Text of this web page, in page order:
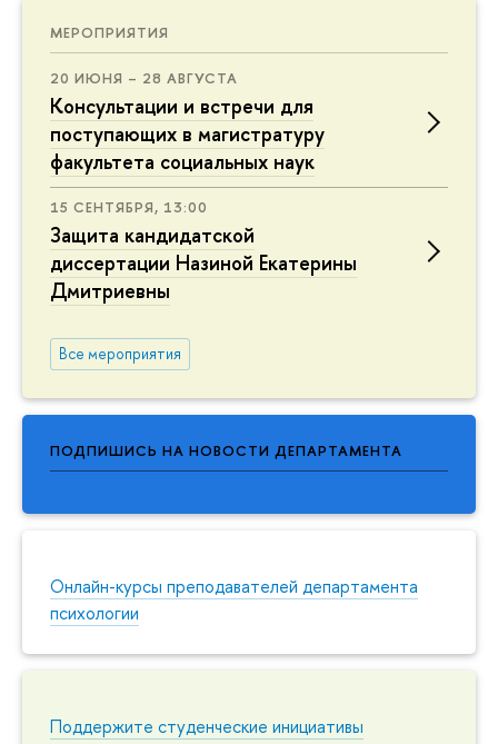
МЕРОПРИЯТИЯ
20 ИЮНЯ – 28 АВГУСТА
Консультации и встречи для
поступающих в магистратуру
факультета социальных наук
15 СЕНТЯБРЯ, 13:00
Защита кандидатской
диссертации Назиной Екатерины
Дмитриевны
Все мероприятия
ПОДПИШИСЬ НА НОВОСТИ ДЕПАРТАМЕНТА
Онлайн-курсы преподавателей департамента
психологии
Поддержите студенческие инициативы